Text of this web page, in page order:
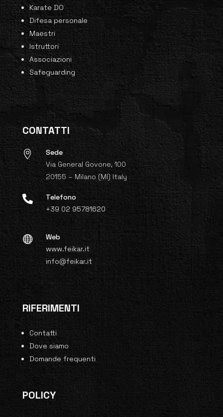
Karate DO
Difesa personale
Maestri
Istruttori
Associazioni
Safeguarding
CONTATTI

Sede
Via General Govone, 100
20155 – Milano (MI) Italy

Telefono
+39 02 95781620

Web
www.feikar.it
info@feikar.it
RIFERIMENTI
Contatti
Dove siamo
Domande frequenti
POLICY